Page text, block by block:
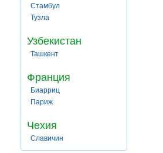
Стамбул
Тузла
Узбекистан
Ташкент
Франция
Биарриц
Париж
Чехия
Славичин